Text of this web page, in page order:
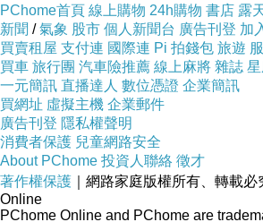
圍眾人們小麥光澤的笑容
即將遠颺的髮
告別
是無法打烊心的軌道
銀鈴笑聲往事的畫浪
有朝再聚
PChome首頁 線上購物 24h購物 書店 露
新聞 /氣象 股市 個人新聞台 廣告刊登 加
買賣租屋 支付連 國際連 Pi 拍錢包 旅遊
買車 旅行團 汽車險推薦 線上麻將 雜誌
一元簡訊 直播達人 數位憑證 企業簡訊
買網址 虛擬主機 企業郵件
廣告刊登 隱私權聲明
消費者保護 兒童網路安全
About PChome 投資人聯絡 徵才
著作權保護 ｜網路家庭版權所有、轉載必
Online
PChome Online and PChome are